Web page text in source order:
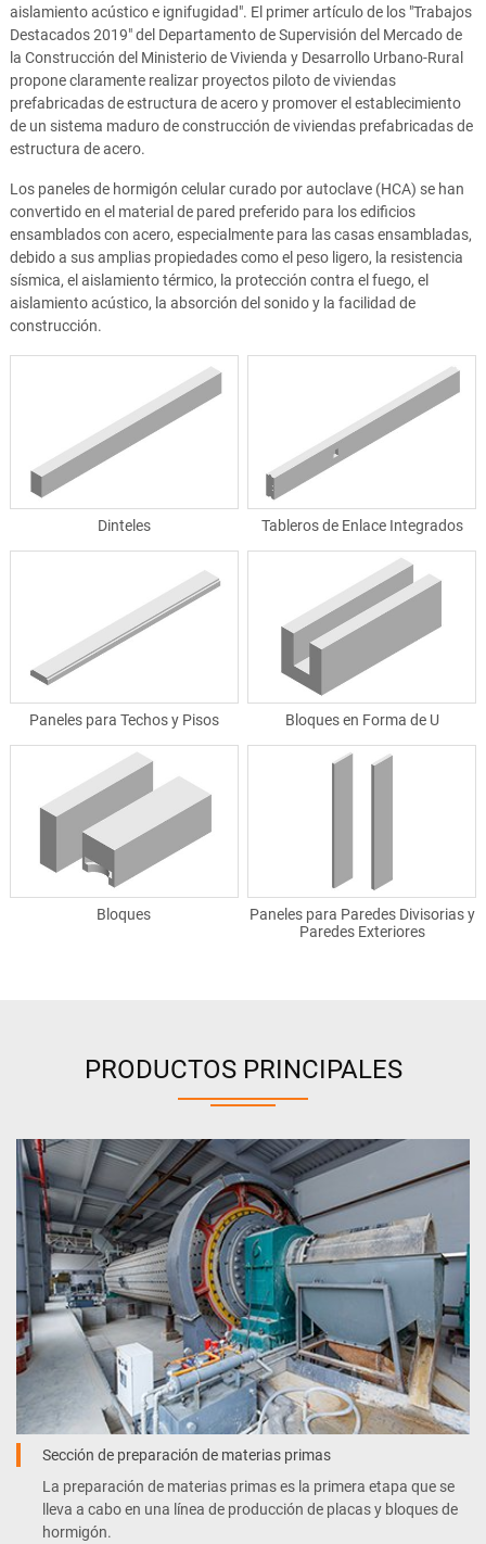
aislamiento acústico e ignifugidad". El primer artículo de los "Trabajos
Destacados 2019" del Departamento de Supervisión del Mercado de
la Construcción del Ministerio de Vivienda y Desarrollo Urbano-Rural
propone claramente realizar proyectos piloto de viviendas
prefabricadas de estructura de acero y promover el establecimiento
de un sistema maduro de construcción de viviendas prefabricadas de
estructura de acero.
Los paneles de hormigón celular curado por autoclave (HCA) se han
convertido en el material de pared preferido para los edificios
ensamblados con acero, especialmente para las casas ensambladas,
debido a sus amplias propiedades como el peso ligero, la resistencia
sísmica, el aislamiento térmico, la protección contra el fuego, el
aislamiento acústico, la absorción del sonido y la facilidad de
construcción.
Dinteles Tableros de Enlace Integrados
Paneles para Techos y Pisos Bloques en Forma de U
Bloques
Paneles para Paredes Divisorias y
Paredes Exteriores
PRODUCTOS PRINCIPALES
Sección de preparación de materias primas
La preparación de materias primas es la primera etapa que se
lleva a cabo en una línea de producción de placas y bloques de
hormigón.